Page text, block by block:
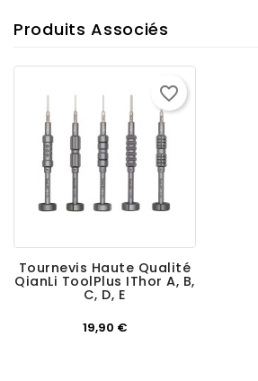
Produits Associés
Tournevis Haute Qualité
QianLi ToolPlus IThor A, B,
C, D, E
19,90 €Prix
favorite_border